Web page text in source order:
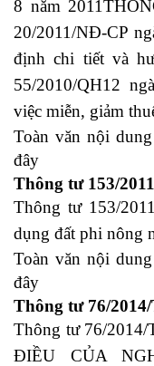
8 năm
20/2011/NĐ-CP
định chi tiết và
55/2010/QH12
việc miễn, giảm
Toàn văn nội
đây
Thông tư 153/
Thông tư 153/
dụng đất phi nông
Toàn văn nội
đây
Thông tư 76/
Thông tư 76/
ĐIỀU CỦA